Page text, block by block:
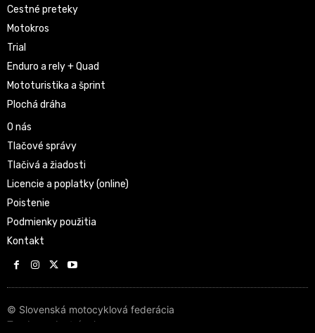
Cestné preteky
Motokros
Trial
Enduro a rely + Quad
Mototuristika a šprint
Plochá dráha
O nás
Tlačové správy
Tlačivá a žiadosti
Licencie a poplatky (online)
Poistenie
Podmienky použitia
Kontakt
© Slovenská motocyklová federácia
Tvorba web stránok